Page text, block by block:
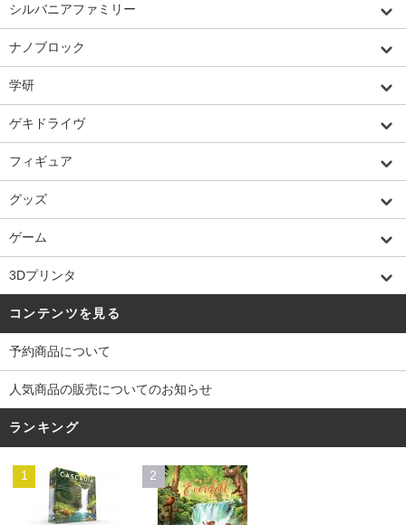
シルバニアファミリー
ナノブロック
学研
ゲキドライヴ
フィギュア
グッズ
ゲーム
3Dプリンタ
コンテンツを見る
予約商品について
人気商品の販売についてのお知らせ
ランキング
1 2